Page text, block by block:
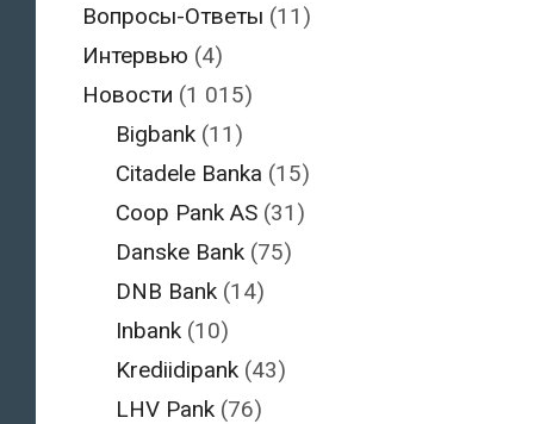
Вопросы-Ответы (11)
Интервью (4)
Новости (1 015)
Bigbank (11)
Citadele Banka (15)
Coop Pank AS (31)
Danske Bank (75)
DNB Bank (14)
Inbank (10)
Krediidipank (43)
LHV Pank (76)